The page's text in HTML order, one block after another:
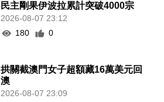
民主剛果伊波拉累計突破4000宗
2026-08-07 23:12
180
0
拱關截澳門女子超額藏16萬美元回
澳
2026-08-07 23:09